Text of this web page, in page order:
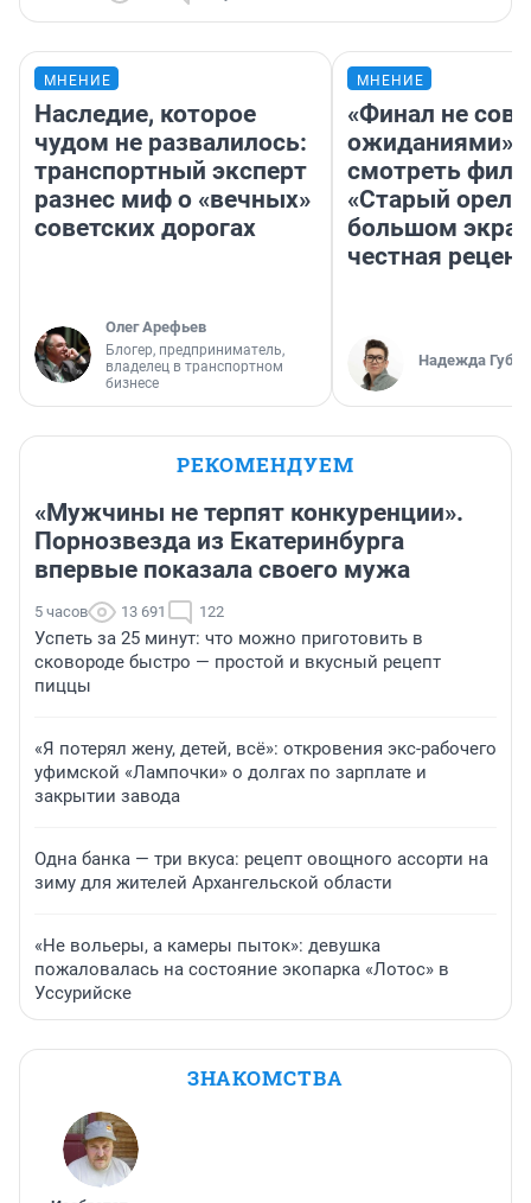
МНЕНИЕ
Наследие, которое
чудом не развалилось:
транспортный эксперт
разнес миф о «вечных»
советских дорогах
Олег Арефьев
Блогер, предприниматель,
владелец в транспортном
бизнесе
МНЕНИЕ
«Финал не
ожиданиями»:
смотреть
«Старый орел»
большом
честная
Надежда
РЕКОМЕНДУЕМ
«Мужчины не терпят конкуренции».
Порнозвезда из Екатеринбурга
впервые показала своего мужа
5 часов 13 691 122
Успеть за 25 минут: что можно приготовить в
сковороде быстро — простой и вкусный рецепт
пиццы
«Я потерял жену, детей, всё»: откровения экс-рабочего
уфимской «Лампочки» о долгах по зарплате и
закрытии завода
Одна банка — три вкуса: рецепт овощного ассорти на
зиму для жителей Архангельской области
«Не вольеры, а камеры пыток»: девушка
пожаловалась на состояние экопарка «Лотос» в
Уссурийске
ЗНАКОМСТВА